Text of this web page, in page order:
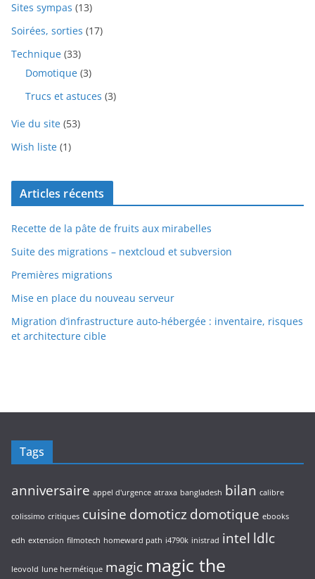
Sites sympas (13)
Soirées, sorties (17)
Technique (33)
Domotique (3)
Trucs et astuces (3)
Vie du site (53)
Wish liste (1)
Articles récents
Recette de la pâte de fruits aux mirabelles
Suite des migrations – nextcloud et subversion
Premières migrations
Mise en place du nouveau serveur
Migration d’infrastructure auto-hébergée : inventaire, risques
et architecture cible
Tags
anniversaire appel d'urgence atraxa bangladesh bilan calibre
colissimo critiques cuisine domoticzdomotique ebooks
edh extension filmotech homeward path i4790k inistrad intel ldlc
leovold lune hermétique magic magic the